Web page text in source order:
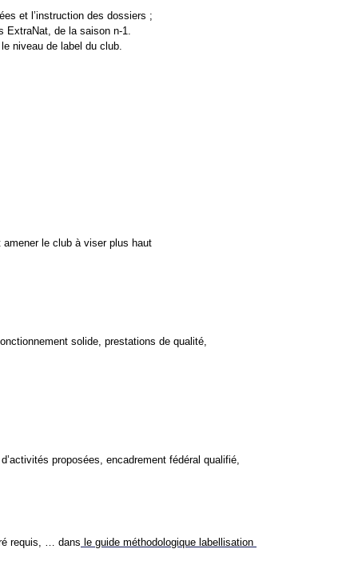
et l’instruction des dossiers ;
ExtraNat, de la saison n-1.
niveau de label du club.
le club à viser plus haut
solide, prestations de qualité,
proposées, encadrement fédéral qualifié,
requis, … dans le guide méthodologique labellisation